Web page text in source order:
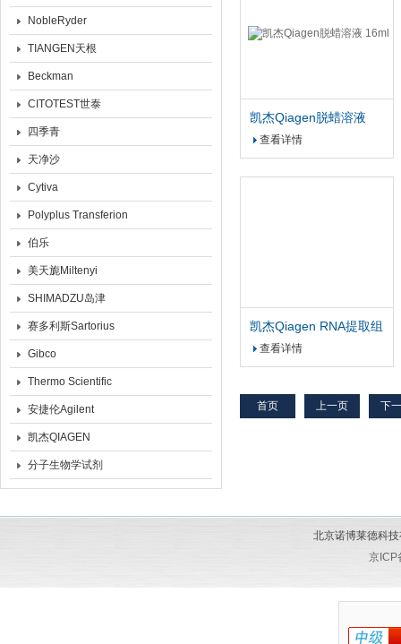
NobleRyder
TIANGEN天根
Beckman
CITOTEST世泰
四季青
天净沙
Cytiva
Polyplus Transferion
伯乐
美天旎Miltenyi
SHIMADZU岛津
赛多利斯Sartorius
Gibco
Thermo Scientific
安捷伦Agilent
凯杰QIAGEN
分子生物学试剂
凯杰Qiagen脱蜡溶液
16ml
查看详情
凯杰Qiagen RNA提取组
织保存管 50X1.5ml
查看详情
首页 上一页 下
北京诺博莱德科
京ICP